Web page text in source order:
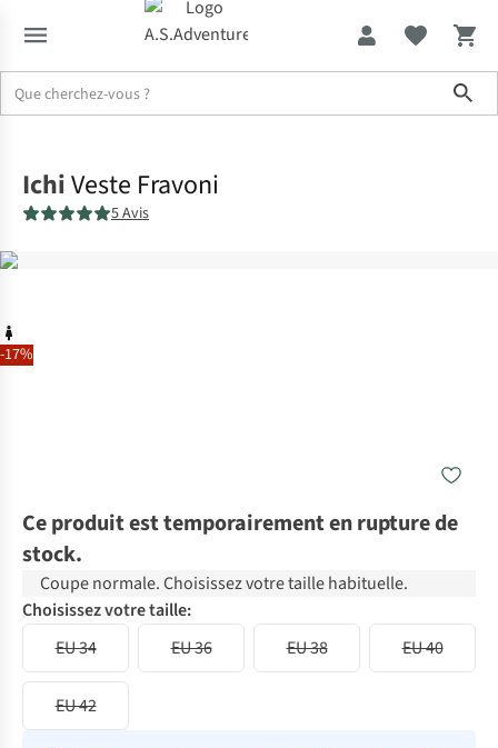
-17%
IchiVeste Fravoni
5 Avis
Ce produit est temporairement en rupture de
stock.
Coupe normale. Choisissez votre taille habituelle.
Choisissez votre taille:
EU 34
EU 36 EU 38 EU 40
EU 42